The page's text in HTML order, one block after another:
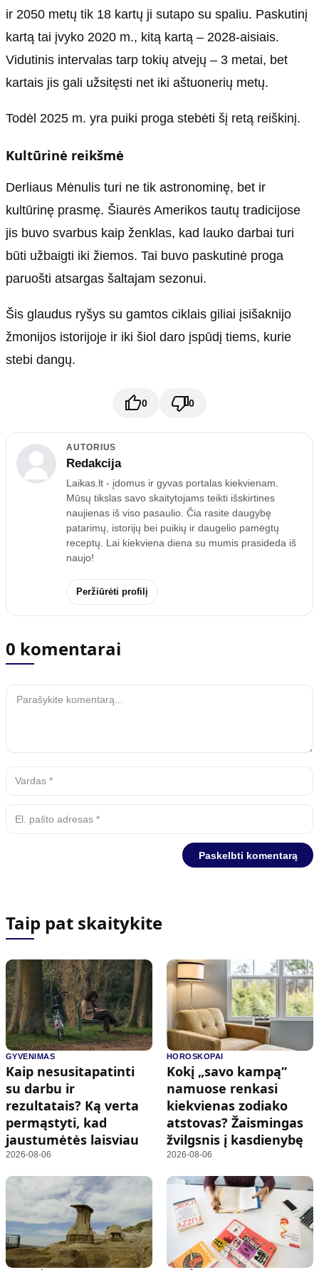
ir 2050 metų tik 18 kartų ji sutapo su spaliu. Paskutinį
kartą tai įvyko 2020 m., kitą kartą – 2028-aisiais.
Vidutinis intervalas tarp tokių atvejų – 3 metai, bet
kartais jis gali užsitęsti net iki aštuonerių metų.
Todėl 2025 m. yra puiki proga stebėti šį retą reiškinį.
Kultūrinė reikšmė
Derliaus Mėnulis turi ne tik astronominę, bet ir
kultūrinę prasmę. Šiaurės Amerikos tautų tradicijose
jis buvo svarbus kaip ženklas, kad lauko darbai turi
būti užbaigti iki žiemos. Tai buvo paskutinė proga
paruošti atsargas šaltajam sezonui.
Šis glaudus ryšys su gamtos ciklais giliai įsišaknijo
žmonijos istorijoje ir iki šiol daro įspūdį tiems, kurie
stebi dangų.
0 0
AUTORIUS
Redakcija
Laikas.lt - įdomus ir gyvas portalas kiekvienam.
Mūsų tikslas savo skaitytojams teikti išskirtines
naujienas iš viso pasaulio. Čia rasite daugybę
patarimų, istorijų bei puikių ir daugelio pamėgtų
receptų. Lai kiekviena diena su mumis prasideda iš
naujo!
Peržiūrėti profilį
0 komentarai
Taip pat skaitykite
GYVENIMAS
Kaip nesusitapatinti
su darbu ir
rezultatais? Ką verta
permąstyti, kad
jaustumėtės laisviau
2026-08-06
HOROSKOPAI
Kokį „savo kampą“
namuose renkasi
kiekvienas zodiako
atstovas? Žaismingas
žvilgsnis į kasdienybę
2026-08-06